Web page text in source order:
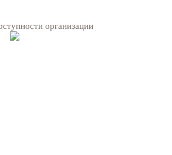
организации